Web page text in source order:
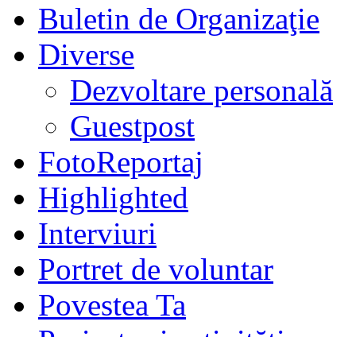
Buletin de Organizaţie
Diverse
Dezvoltare personală
Guestpost
FotoReportaj
Highlighted
Interviuri
Portret de voluntar
Povestea Ta